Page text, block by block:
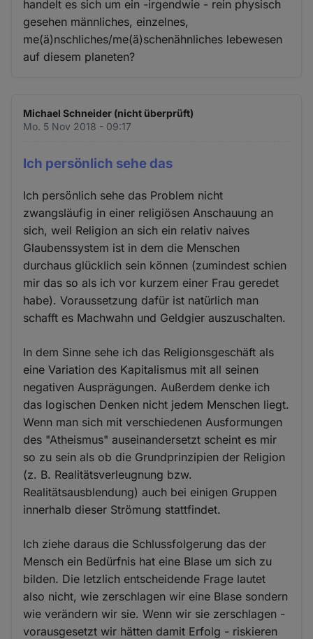
handelt es sich um ein -irgendwie - rein physisch
gesehen männliches, einzelnes,
me(ä)nschliches/me(ä)schenähnliches lebewesen
auf diesem planeten?
Michael Schneider (nicht überprüft)
Mo. 5 Nov 2018 - 09:17
Ich persönlich sehe das
Ich persönlich sehe das Problem nicht
zwangsläufig in einer religiösen Anschauung an
sich, weil Religion an sich ein relativ naives
Glaubenssystem ist in dem die Menschen
durchaus glücklich sein können (zumindest schien
mir das so als ich vor kurzem einer Frau geredet
habe). Voraussetzung dafür ist natürlich man
schafft es Machwahn und Geldgier auszuschalten.
In dem Sinne sehe ich das Religionsgeschäft als
eine Variation des Kapitalismus mit all seinen
negativen Ausprägungen. Außerdem denke ich
das logischen Denken nicht jedem Menschen liegt.
Wenn man sich mit verschiedenen Ausformungen
des "Atheismus" auseinandersetzt scheint es mir
so zu sein als ob die Grundprinzipien der Religion
(z. B. Realitätsverleugnung bzw.
Realitätsausblendung) auch bei einigen Gruppen
innerhalb dieser Strömung stattfindet.
Ich ziehe daraus die Schlussfolgerung das der
Mensch ein Bedürfnis hat eine Blase um sich zu
bilden. Die letzlich entscheidende Frage lautet
also nicht, wie zerschlagen wir eine Blase sondern
wie verändern wir sie. Wenn wir sie zerschlagen -
vorausgesetzt wir hätten damit Erfolg - riskieren